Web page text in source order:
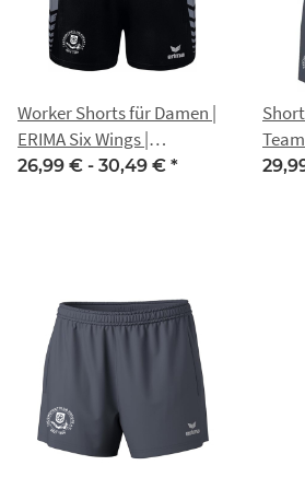
Worker Shorts für Damen |
ERIMA Six Wings |
Tauchsportclub Erfurt e.V.
26,99 € - 30,49 € *
Shorts für Herren |